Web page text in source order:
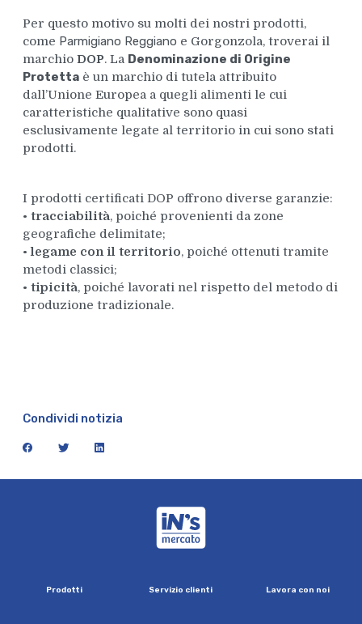
Per questo motivo su molti dei nostri prodotti,
come Parmigiano Reggiano e Gorgonzola, troverai il
marchio DOP. La Denominazione di Origine
Protettaè un marchio di tutela attribuito
dall’Unione Europea a quegli alimenti le cui
caratteristiche qualitative sono quasi
esclusivamente legate al territorio in cui sono stati
prodotti.
I prodotti certificati DOP offrono diverse garanzie:
• tracciabilità, poiché provenienti da zone
geografiche delimitate;
• legame con il territorio, poiché ottenuti tramite
metodi classici;
• tipicità, poiché lavorati nel rispetto del metodo di
produzione tradizionale.
Condividi notizia
facebook twitter linkedin
Prodotti Servizio clienti Lavora con noi